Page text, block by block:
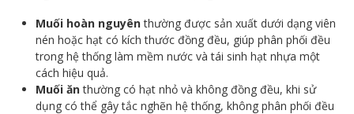
Muối hoàn nguyênthường được sản xuất dưới dạng viên
nén hoặc hạt có kích thước đồng đều, giúp phân phối đều
trong hệ thống làm mềm nước và tái sinh hạt nhựa một
cách hiệu quả.
Muối ănthường có hạt nhỏ và không đồng đều, khi sử
dụng có thể gây tắc nghẽn hệ thống, không phân phối đều